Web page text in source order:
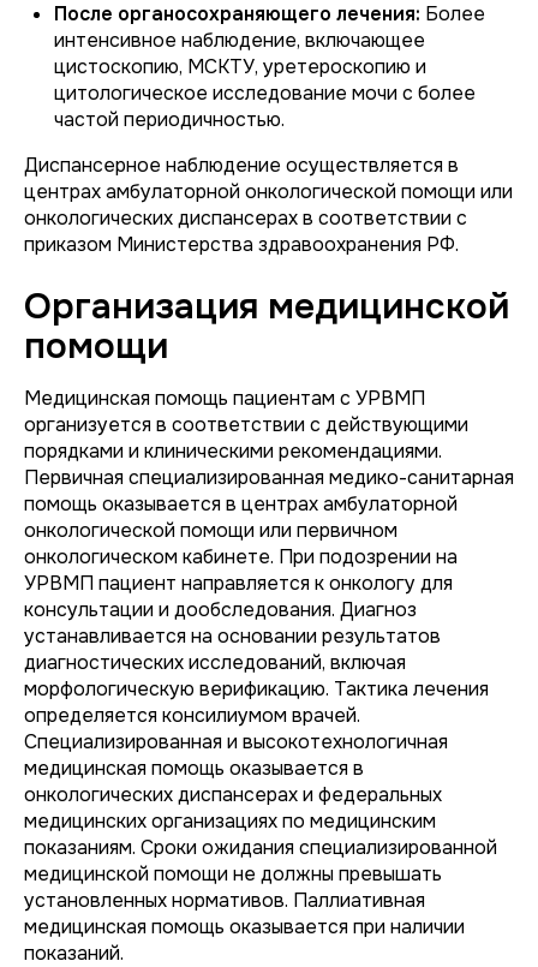
После органосохраняющего лечения: Более
интенсивное наблюдение, включающее
цистоскопию, МСКТУ, уретероскопию и
цитологическое исследование мочи с более
частой периодичностью.
Диспансерное наблюдение осуществляется в
центрах амбулаторной онкологической помощи или
онкологических диспансерах в соответствии с
приказом Министерства здравоохранения РФ.
Организация медицинской
помощи
Медицинская помощь пациентам с УРВМП
организуется в соответствии с действующими
порядками и клиническими рекомендациями.
Первичная специализированная медико-санитарная
помощь оказывается в центрах амбулаторной
онкологической помощи или первичном
онкологическом кабинете. При подозрении на
УРВМП пациент направляется к онкологу для
консультации и дообследования. Диагноз
устанавливается на основании результатов
диагностических исследований, включая
морфологическую верификацию. Тактика лечения
определяется консилиумом врачей.
Специализированная и высокотехнологичная
медицинская помощь оказывается в
онкологических диспансерах и федеральных
медицинских организациях по медицинским
показаниям. Сроки ожидания специализированной
медицинской помощи не должны превышать
установленных нормативов. Паллиативная
медицинская помощь оказывается при наличии
показаний.